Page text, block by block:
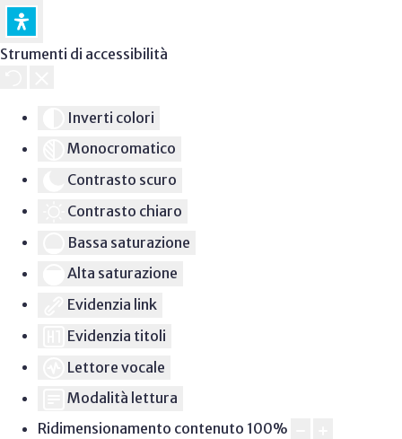
Strumenti di accessibilità
Inverti colori
Monocromatico
Contrasto scuro
Contrasto chiaro
Bassa saturazione
Alta saturazione
Evidenzia link
Evidenzia titoli
Lettore vocale
Modalità lettura
Ridimensionamento contenuto 100%